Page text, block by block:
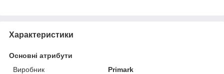
Характеристики
Основні атрибути
Виробник
Primark